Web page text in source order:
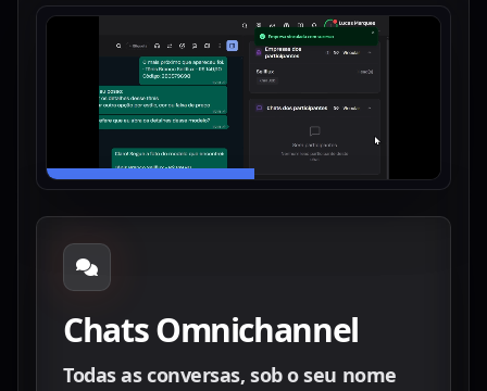
Chats Omnichannel
Todas as conversas, sob o seu nome